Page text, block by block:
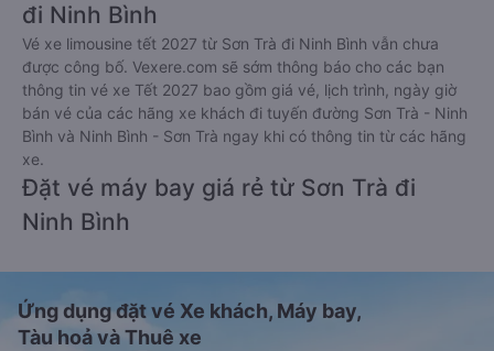
đi Ninh Bình
Vé xe limousine tết 2027 từ Sơn Trà đi Ninh Bình vẫn chưa
được công bố. Vexere.com sẽ sớm thông báo cho các bạn
thông tin vé xe Tết 2027 bao gồm giá vé, lịch trình, ngày giờ
bán vé của các hãng xe khách đi tuyến đường Sơn Trà - Ninh
Bình và Ninh Bình - Sơn Trà ngay khi có thông tin từ các hãng
xe.
Đặt vé máy bay giá rẻ từ Sơn Trà đi
Ninh Bình
Ứng dụng đặt vé Xe khách, Máy bay,
Tàu hoả và Thuê xe